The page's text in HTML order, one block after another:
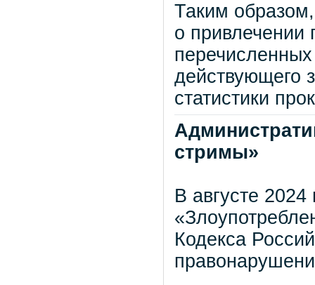
Таким
о привлечении
перечисленных
действующего
статистики
стримы»
В августе
Кодекса